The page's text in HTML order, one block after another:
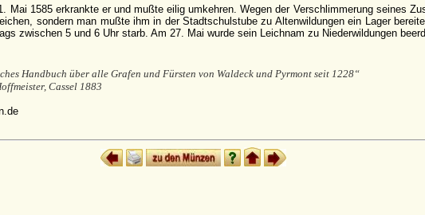
Mai 1585 erkrankte er und mußte eilig umkehren. Wegen der Verschlimmerung seines
sondern man mußte ihm in der Stadtschulstube zu Altenwildungen ein Lager
zwischen 5 und 6 Uhr starb. Am 27. Mai wurde sein Leichnam zu Niederwildungen
Handbuch über alle Grafen und Fürsten von Waldeck und Pyrmont seit 1228“
Cassel 1883